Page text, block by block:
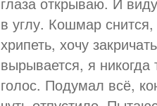
в углу. Кошмар
хрипеть, хочу
вырывается, я
голос. Подумал всё,